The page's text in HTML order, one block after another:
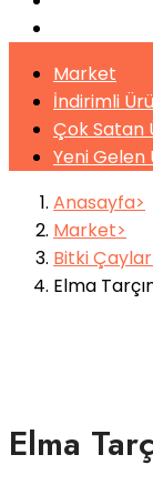
Market
İndirimli
Çok Satan
Yeni Gelen
Anasayfa
Market
Bitki
Elma
Elma